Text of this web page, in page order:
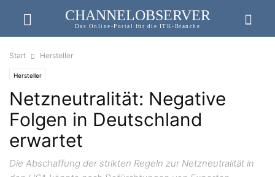
CHANNELOBSERVER
Das Online-Portal für die ITK-Branche
Start Hersteller
Hersteller
Netzneutralität: Negative
Folgen in Deutschland
erwartet
Die Abschaffung der strikten Regeln zur Netzneutralität in